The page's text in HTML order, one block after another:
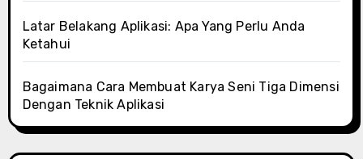
Latar Belakang Aplikasi: Apa Yang Perlu Anda
Ketahui
Bagaimana Cara Membuat Karya Seni Tiga Dimensi
Dengan Teknik Aplikasi